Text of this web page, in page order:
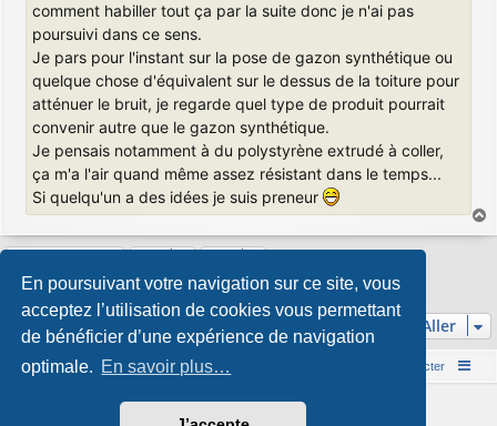
En poursuivant votre navigation sur ce site, vous
acceptez l’utilisation de cookies vous permettant
de bénéficier d’une expérience de navigation
optimale. En savoir plus…
comment habiller tout ça par la suite donc je n'ai pas
poursuivi dans ce sens.
Je pars pour l'instant sur la pose de gazon synthétique ou
quelque chose d'équivalent sur le dessus de la toiture pour
atténuer le bruit, je regarde quel type de produit pourrait
convenir autre que le gazon synthétique.
Je pensais notamment à du polystyrène extrudé à coller,
ça m'a l'air quand même assez résistant dans le temps...
Si quelqu'un a des idées je suis preneur
a
12 messages • Page1sur1
Aller
Accueil du forum Nous contacter
Développé parphpBB® Forum Software © phpBB Limited